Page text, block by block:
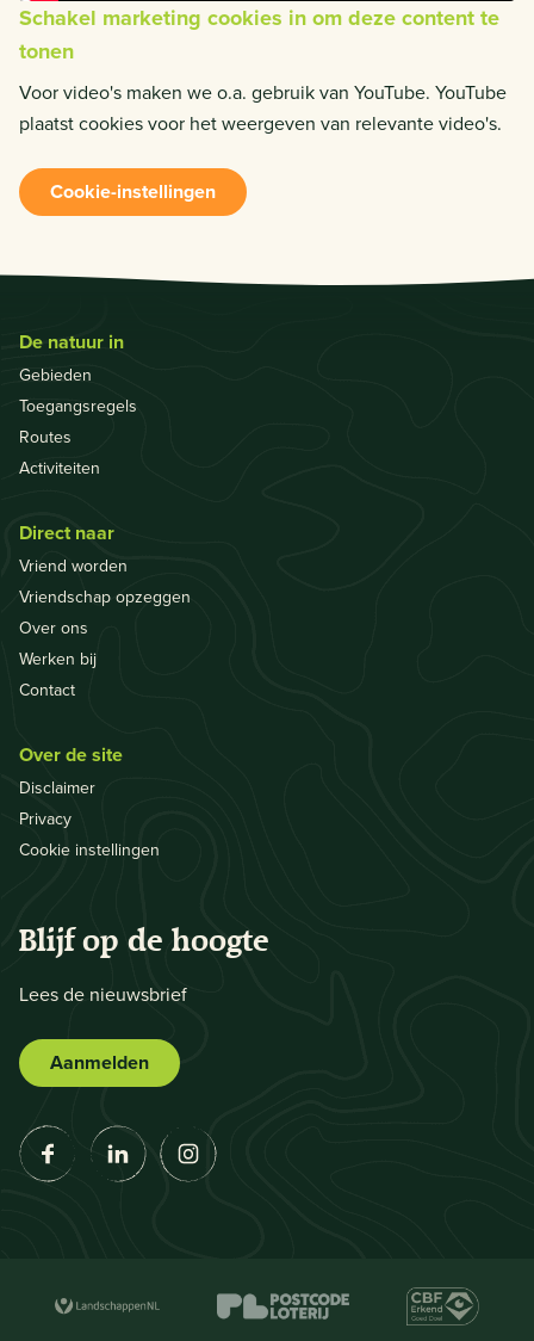
Schakel marketing cookies in om deze content te
tonen
Voor video's maken we o.a. gebruik van YouTube. YouTube
plaatst cookies voor het weergeven van relevante video's.
Cookie-instellingen
De natuur in
Gebieden
Toegangsregels
Routes
Activiteiten
Direct naar
Vriend worden
Vriendschap opzeggen
Over ons
Werken bij
Contact
Over de site
Disclaimer
Privacy
Cookie instellingen
Blijf op de hoogte
Lees de nieuwsbrief
Aanmelden